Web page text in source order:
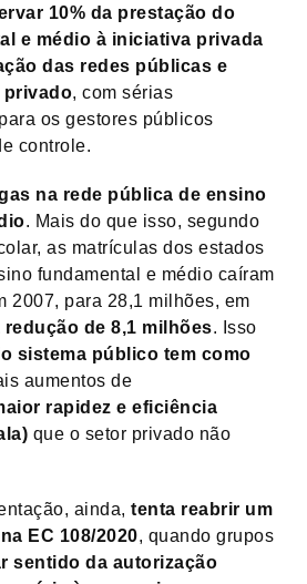
10% da prestação do
e médio à iniciativa privada
das redes públicas e
privado, com sérias
os gestores públicos
controle.
na rede pública de ensino
. Mais do que isso, segundo
as matrículas dos estados
fundamental e médio caíram
2007, para 28,1 milhões, em
redução de 8,1 milhões. Isso
sistema público tem como
aumentos de
rapidez e eficiência
que o setor privado não
ainda, tenta reabrir um
EC 108/2020, quando grupos
sentido da autorização